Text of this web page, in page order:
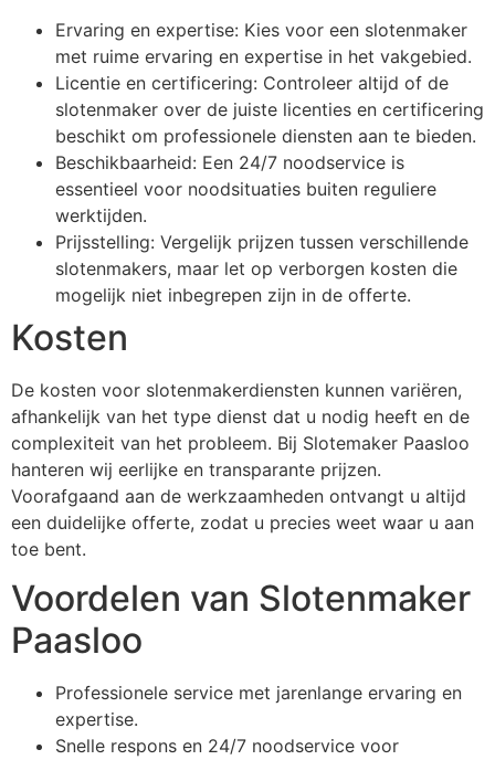
Ervaring en expertise: Kies voor een slotenmaker
met ruime ervaring en expertise in het vakgebied.
Licentie en certificering: Controleer altijd of de
slotenmaker over de juiste licenties en certificering
beschikt om professionele diensten aan te bieden.
Beschikbaarheid: Een 24/7 noodservice is
essentieel voor noodsituaties buiten reguliere
werktijden.
Prijsstelling: Vergelijk prijzen tussen verschillende
slotenmakers, maar let op verborgen kosten die
mogelijk niet inbegrepen zijn in de offerte.
Kosten
De kosten voor slotenmakerdiensten kunnen variëren,
afhankelijk van het type dienst dat u nodig heeft en de
complexiteit van het probleem. Bij Slotemaker Paasloo
hanteren wij eerlijke en transparante prijzen.
Voorafgaand aan de werkzaamheden ontvangt u altijd
een duidelijke offerte, zodat u precies weet waar u aan
toe bent.
Voordelen van Slotenmaker
Paasloo
Professionele service met jarenlange ervaring en
expertise.
Snelle respons en 24/7 noodservice voor